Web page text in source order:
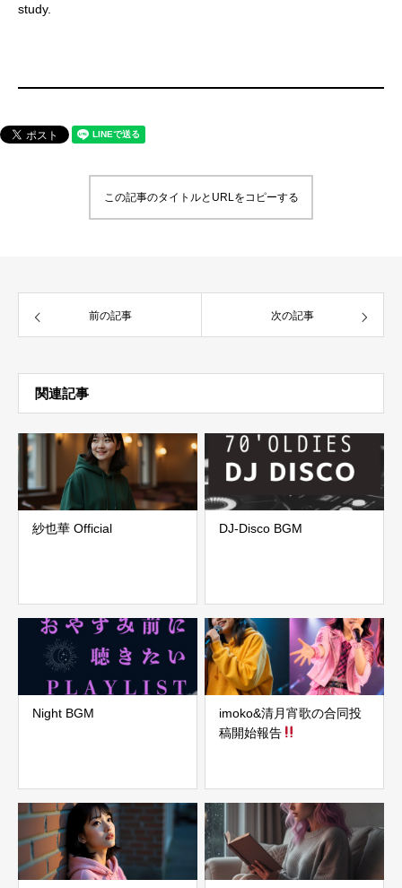
study.
この記事のタイトルとURLをコピーする
前の記事 次の記事
関連記事
紗也華 Official DJ-Disco BGM
Night BGM
imoko&清月宵歌の合同投
稿開始報告